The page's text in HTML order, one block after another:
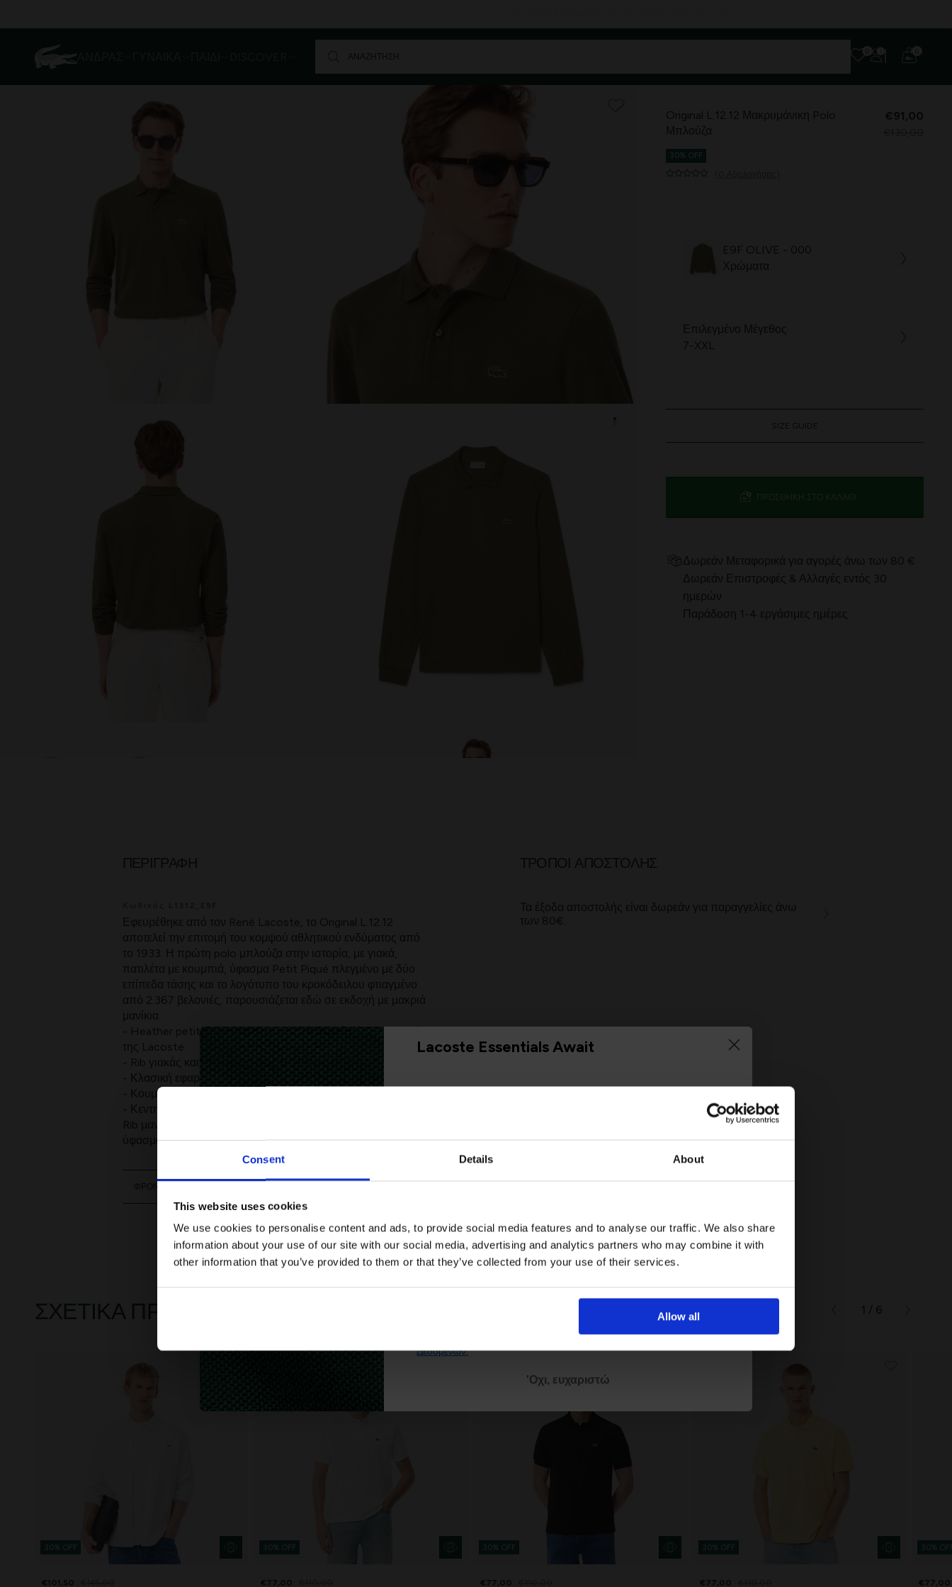
Consent Details About
This website uses cookies
We use cookies to personalise content and ads, to provide social media features and to analyse our traffic. We also share
information about your use of our site with our social media, advertising and analytics partners who may combine it with
other information that you’ve provided to them or that they’ve collected from your use of their services.
Allow all
Original L.12.12 Μακρυμάνικη Polo
Μπλούζα
€91,00
30% OFF
E9F OLIVE - 000
Χρώματα
Επιλεγμένο Μέγεθος
7-XXL
SIZE GUIDE
ΠΡΟΣΘΉΚΗ ΣΤΟ ΚΑΛΆΘΙ
Δωρεάν Μεταφορικά για αγορές άνω των 80 €
Δωρεάν Επιστροφές & Αλλαγές εντός 30
ημερών
Παράδοση 1-4 εργάσιμες ημέρες
ΠΕΡΙΓΡΑΦΉ
Εφευρέθηκε από τον René Lacoste, το Original L.12.12
αποτελεί την επιτομή του κομψού αθλητικού ενδύματος από
το 1933. Η πρώτη polo μπλούζα στην ιστορία, με γιακά,
πατιλέτα με κουμπιά, ύφασμα Petit Piqué πλεγμένο με δύο
επίπεδα τάσης και το λογότυπο του κροκόδειλου φτιαγμένο
από 2.367 βελονιές, παρουσιάζεται εδώ σε εκδοχή με μακριά
μανίκια.
- Heather petit piqué, η χαρακτηριστική υφή σήμα κατατεθέν
της Lacoste.
- Rib γιακάς και μανίκια
- Κλασική εφαρμογή, άνετη εφαρμογή και άνετα μανίκια
- Κουμπιά από φίλντισι
- Κεντημένος κροκόδειλος ραμμένος στο στήθος
Rib μανσέτες : Βαμβάκι (95%), Ελαστάνη (5%) / Κύριο
ύφασμα: Βαμβάκι (95%), Ελαστάνη (5%): Βαμβάκι (100%)
ΦΡΟΝΤΙΔΑ
ΤΡΌΠΟΙ ΑΠΟΣΤΟΛΉΣ
Τα έξοδα αποστολής είναι δωρεάν για παραγγελίες άνω
των 80€.
ΣΧΕΤΙΚΆ ΠΡΟΪΌΝΤΑ
30% OFF
€101,50
30% OFF
€77,00
30% OFF
€77,00
30% OFF
€77,00
30%
€77,00
1 / 6
Lacoste Essentials Await
Εγγραφή
Όρους Χρήσηςκαι στηνΠολιτική Προστασίας
Δεδομένων.
'Οχι, ευχαριστώ